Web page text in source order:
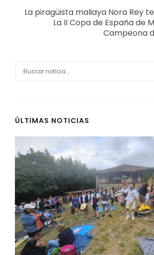
La piragüista maliaya Nora Rey
La II Copa de España de
Campeona
ÚLTIMAS NOTICIAS